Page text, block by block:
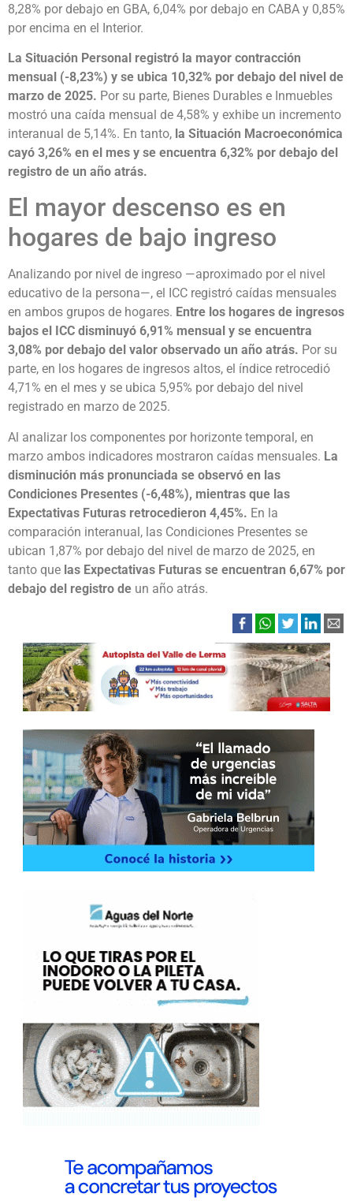
8,28% por debajo en GBA, 6,04% por debajo en CABA y 0,85%
por encima en el Interior.
La Situación Personal registró la mayor contracción
mensual (-8,23%) y se ubica 10,32% por debajo del nivel de
marzo de 2025. Por su parte, Bienes Durables e Inmuebles
mostró una caída mensual de 4,58% y exhibe un incremento
interanual de 5,14%. En tanto, la Situación Macroeconómica
cayó 3,26% en el mes y se encuentra 6,32% por debajo del
registro de un año atrás.
El mayor descenso es en
hogares de bajo ingreso
Analizando por nivel de ingreso —aproximado por el nivel
educativo de la persona—, el ICC registró caídas mensuales
en ambos grupos de hogares. Entre los hogares de ingresos
bajos el ICC disminuyó 6,91% mensual y se encuentra
3,08% por debajo del valor observado un año atrás. Por su
parte, en los hogares de ingresos altos, el índice retrocedió
4,71% en el mes y se ubica 5,95% por debajo del nivel
registrado en marzo de 2025.
Al analizar los componentes por horizonte temporal, en
marzo ambos indicadores mostraron caídas mensuales. La
disminución más pronunciada se observó en las
Condiciones Presentes (-6,48%), mientras que las
Expectativas Futuras retrocedieron 4,45%. En la
comparación interanual, las Condiciones Presentes se
ubican 1,87% por debajo del nivel de marzo de 2025, en
tanto que las Expectativas Futuras se encuentran 6,67% por
debajo del registro de un año atrás.